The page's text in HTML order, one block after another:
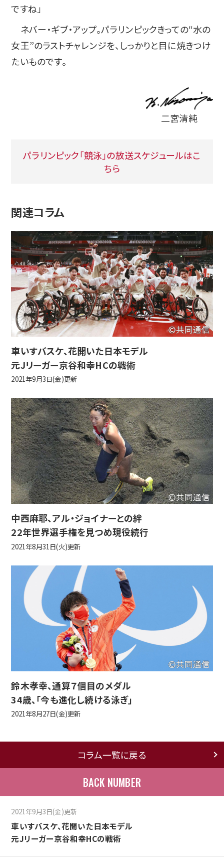
ですね」
ネバー・ギブ・アップ。パラリンピックきっての“水の
女王”のラストチャレンジを、しっかりと目に焼きつけ
たいものです。
二宮清純
パラリンピック「競泳」の放送スケジュールはこ
ちら
関連コラム
車いすバスケ、花開いた日本モデル
元Jリーガー京谷和幸HCの戦術
2021年9月3日(金)更新
中西麻耶、アル・ジョイナーとの絆
22年世界選手権を見つめ現役続行
2021年8月31日(火)更新
鈴木孝幸、通算７個目のメダル
34歳、「今も進化し続ける泳ぎ」
2021年8月27日(金)更新
コラム一覧に戻る
BACK NUMBER
2021年9月3日(金)更新
車いすバスケ、花開いた日本モデル
元Jリーガー京谷和幸HCの戦術